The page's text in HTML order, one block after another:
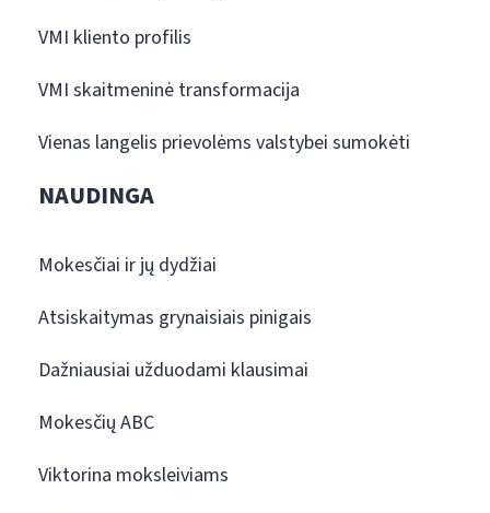
VMI kliento profilis
VMI skaitmeninė transformacija
Vienas langelis prievolėms valstybei sumokėti
NAUDINGA
Mokesčiai ir jų dydžiai
Atsiskaitymas grynaisiais pinigais
Dažniausiai užduodami klausimai
Mokesčių ABC
Viktorina moksleiviams